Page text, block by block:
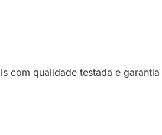
com qualidade testada e